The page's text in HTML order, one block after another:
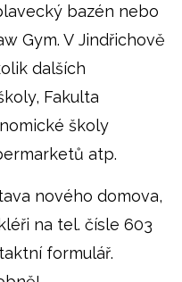
bazén nebo
Gym. V Jindřichově
dalších
Fakulta
školy
atp.
nového domova,
na tel. čísle 603
formulář.